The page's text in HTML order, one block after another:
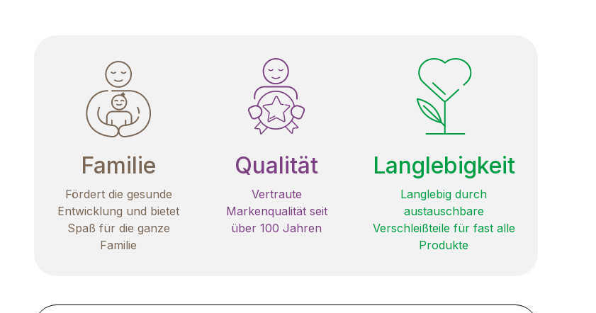
Familie
Fördert die gesunde
Entwicklung und bietet
Spaß für die ganze
Familie
Qualität
Vertraute
Markenqualität seit
über 100 Jahren
Langlebigkeit
Langlebig durch
austauschbare
Verschleißteile für fast alle
Produkte